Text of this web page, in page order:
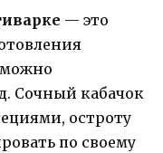
— это
можно
Сочный кабачок
остроту
по своему